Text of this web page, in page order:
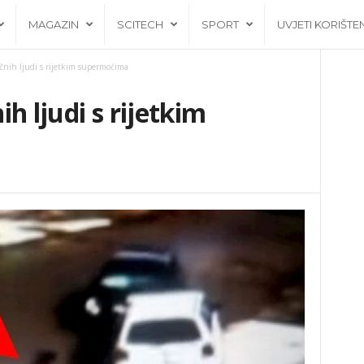
MAGAZIN SCITECH SPORT UVJETI
ljudi s rijetkim supermoćima
ljudi s rijetkim